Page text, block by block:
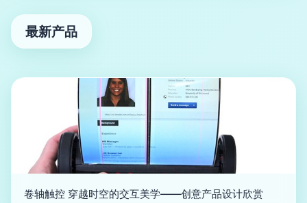
最新产品
卷轴触控 穿越时空的交互美学——创意产品设计欣赏